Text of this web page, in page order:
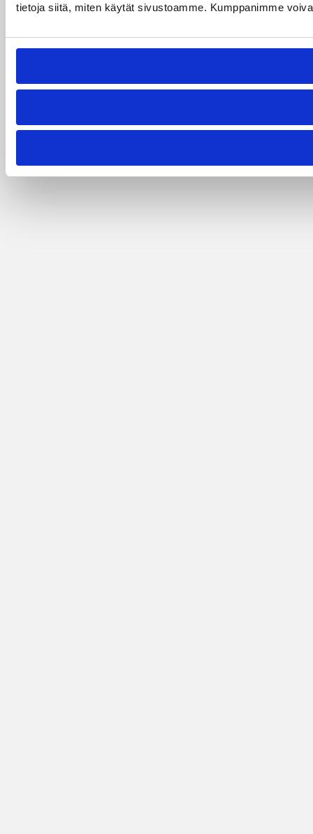
tietoja siitä, miten käytät sivustoamme. Kumppanimme